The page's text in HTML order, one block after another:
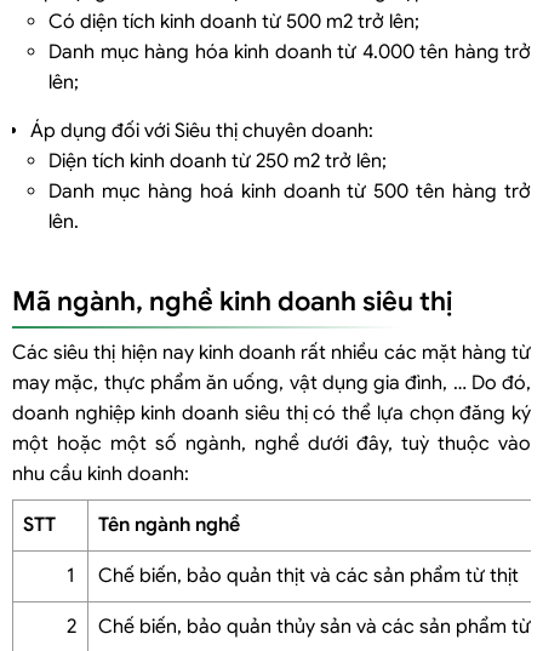
Có diện tích kinh doanh từ 500 m2 trở lên;
Danh mục hàng hóa kinh doanh từ 4.000 tên hàng trở
lên;
Áp dụng đối với Siêu thị chuyên doanh:
Diện tích kinh doanh từ 250 m2 trở lên;
Danh mục hàng hoá kinh doanh từ 500 tên hàng trở
lên.
Mã ngành, nghề kinh doanh siêu thị
Các siêu thị hiện nay kinh doanh rất nhiều các mặt hàng từ
may mặc, thực phẩm ăn uống, vật dụng gia đình, … Do đó,
doanh nghiệp kinh doanh siêu thị có thể lựa chọn đăng ký
một hoặc một số ngành, nghề dưới đây, tuỳ thuộc vào
nhu cầu kinh doanh:
STT Tên ngành nghề
1 Chế biến, bảo quản thịt và các sản phẩm từ thịt
2 Chế biến, bảo quản thủy sản và các sản phẩm từ